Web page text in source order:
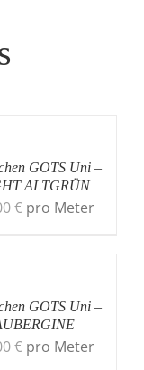
GOTS Uni –
ALTGRÜN
€ pro Meter
GOTS Uni –
€ pro Meter